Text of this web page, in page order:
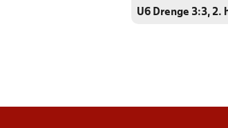
U6 Drenge 3:3, 2.